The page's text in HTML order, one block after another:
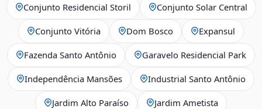
Conjunto Residencial Storil Conjunto Solar Central
Conjunto Vitória Dom Bosco Expansul
Fazenda Santo Antônio Garavelo Residencial Park
Independência Mansões Industrial Santo Antônio
Jardim Alto Paraíso Jardim Ametista